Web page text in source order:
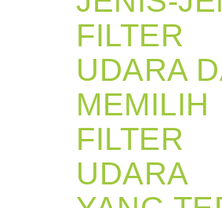
FILTER
UDARA
MEMILIH
FILTER
UDARA